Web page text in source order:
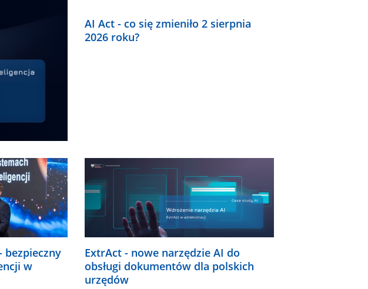
AI Act - co się zmieniło 2 sierpnia
2026 roku?
bezpieczny
w
ExtrAct - nowe narzędzie AI do
obsługi dokumentów dla polskich
urzędów